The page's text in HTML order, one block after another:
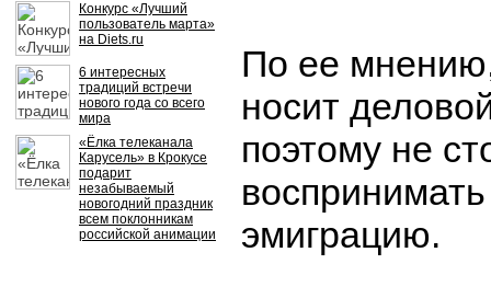
Конкурс «Лучший
пользователь марта»
на Diets.ru
6 интересных
традиций встречи
нового года со всего
мира
«Ёлка телеканала
Карусель» в Крокусе
подарит
незабываемый
новогодний праздник
всем поклонникам
российской анимации
По ее
носит
поэтому не
эмиграцию.